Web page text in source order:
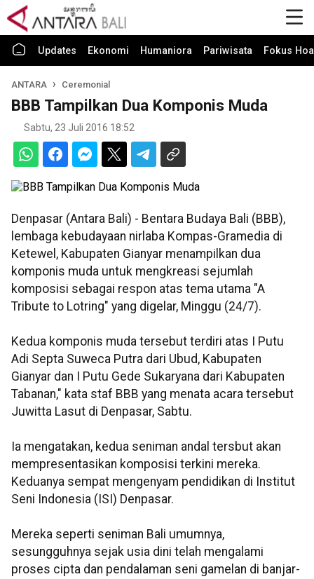
Updates Ekonomi Humaniora Pariwisata Fokus
ANTARA Ceremonial
BBB Tampilkan Dua Komponis Muda
Sabtu, 23 Juli 2016 18:52
Denpasar (Antara Bali) - Bentara Budaya Bali (BBB),
lembaga kebudayaan nirlaba Kompas-Gramedia di
Ketewel, Kabupaten Gianyar menampilkan dua
komponis muda untuk mengkreasi sejumlah
komposisi sebagai respon atas tema utama "A
Tribute to Lotring" yang digelar, Minggu (24/7).
Kedua komponis muda tersebut terdiri atas I Putu
Adi Septa Suweca Putra dari Ubud, Kabupaten
Gianyar dan I Putu Gede Sukaryana dari Kabupaten
Tabanan," kata staf BBB yang menata acara tersebut
Juwitta Lasut di Denpasar, Sabtu.
Ia mengatakan, kedua seniman andal tersbut akan
mempresentasikan komposisi terkini mereka.
Keduanya sempat mengenyam pendidikan di Institut
Seni Indonesia (ISI) Denpasar.
Mereka seperti seniman Bali umumnya,
sesungguhnya sejak usia dini telah mengalami
proses cipta dan pendalaman seni gamelan di banjar-